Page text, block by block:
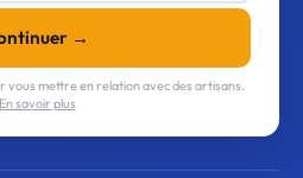
→
vous mettre en relation avec des artisans.
En savoir plus